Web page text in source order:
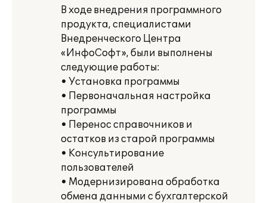
В ходе внедрения программного
продукта, специалистами
Внедренческого Центра
«ИнфоСофт», были выполнены
следующие работы:
• Установка программы
• Первоначальная настройка
программы
• Перенос справочников и
остатков из старой программы
• Консультирование
пользователей
• Модернизирована обработка
обмена данными с бухгалтерской